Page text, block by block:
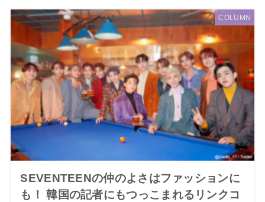
COLUMN
SEVENTEENの仲のよさはファッションに
も！ 韓国の記者にもつっこまれるリンクコ